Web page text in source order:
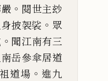
。 閱世主玅
披袈裟 。 眾
。 聞江南有三
岳參傘居道
道場 。 進九